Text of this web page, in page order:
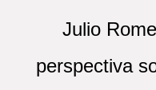
Julio
perspectiva